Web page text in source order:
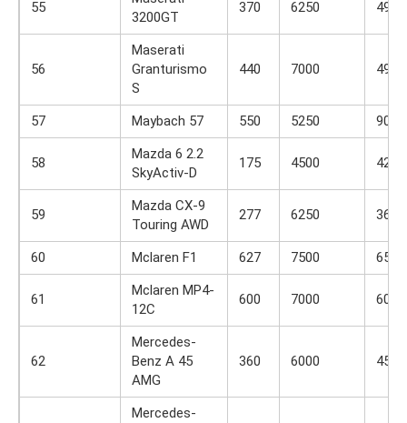
55
3200GT
370 6250 491
56
Maserati
Granturismo
S
440 7000 490
57 Maybach 57 550 5250 900
58
Mazda 6 2.2
SkyActiv-D
175 4500 420
59
Mazda CX-9
Touring AWD
277 6250 366
60 Mclaren F1 627 7500 651
61
Mclaren MP4-
12C
600 7000 600
62
Mercedes-
Benz A 45
AMG
360 6000 450
Mercedes-